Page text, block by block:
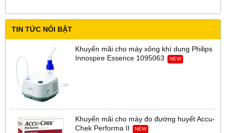
TIN TỨC NỔI BẬT
Khuyến mãi cho máy xông khí dung Philips
Innospire Essence 1095063
NEW
Khuyến mãi cho máy đo đường huyết Accu-
Chek Performa II
NEW